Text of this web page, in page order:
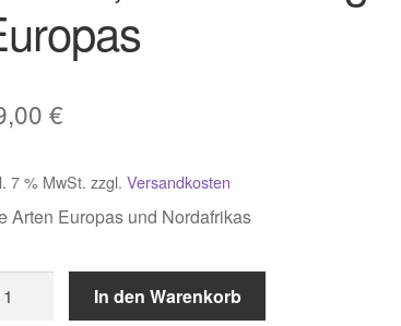
€
7 % MwSt. zzgl.Versandkosten
Arten Europas und Nordafrikas
In den Warenkorb